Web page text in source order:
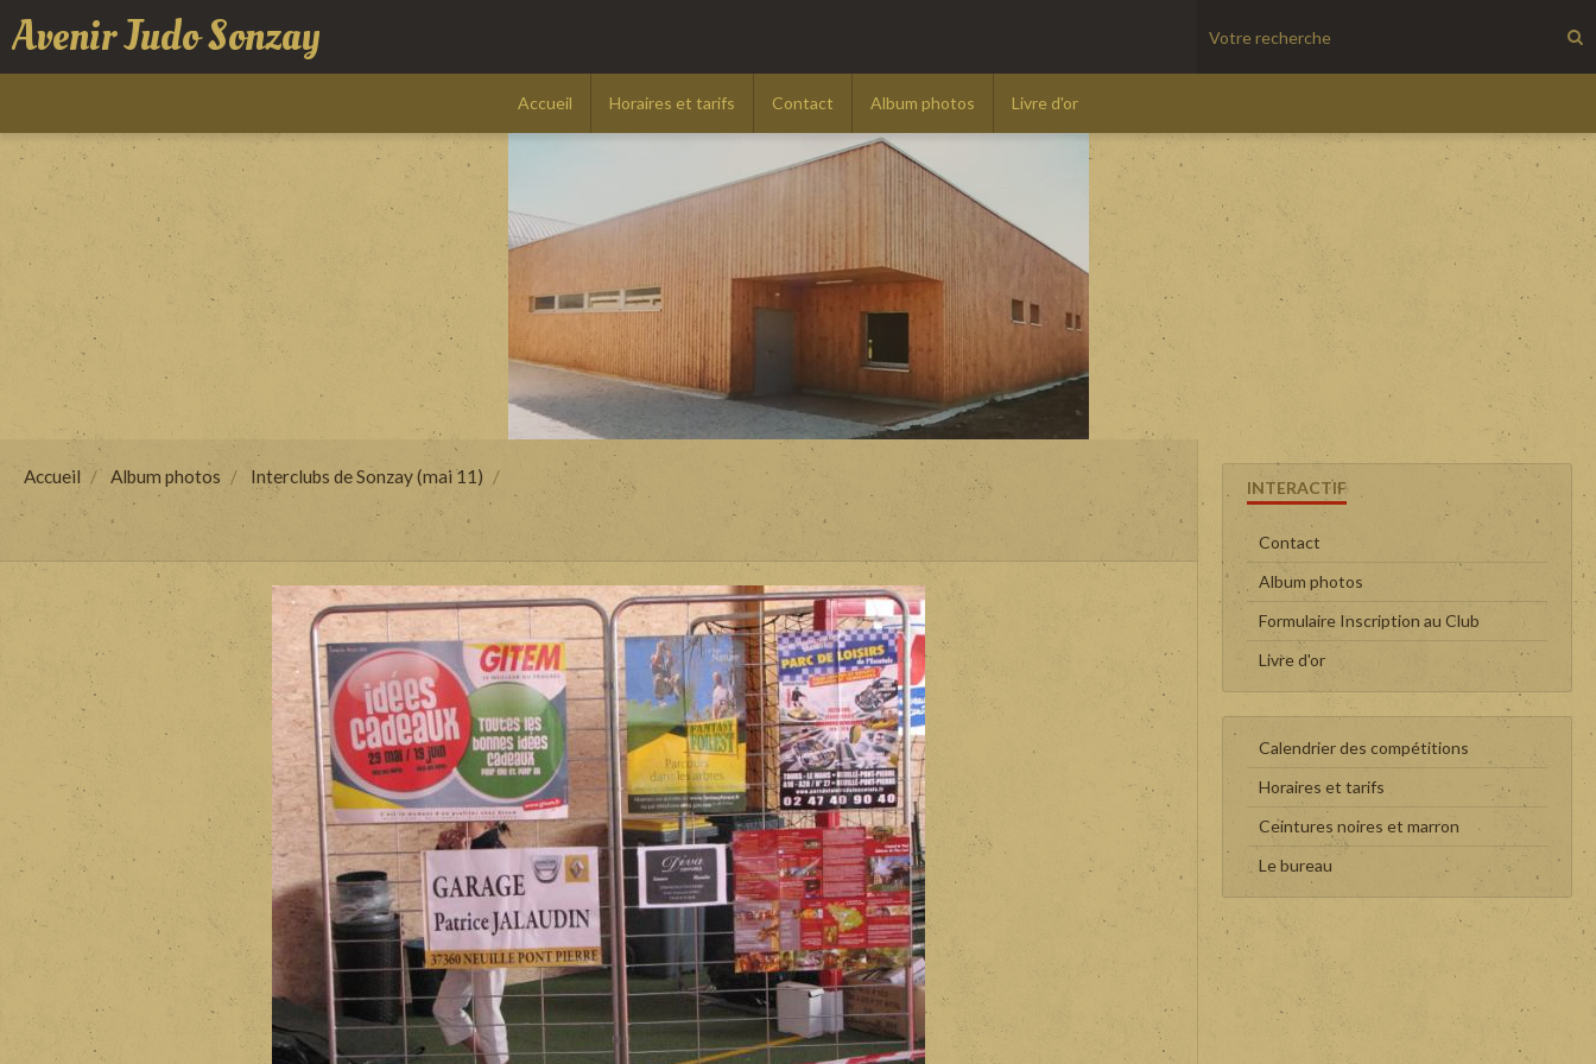
Avenir Judo Sonzay
Accueil Horaires et tarifs Contact Album photos Livre d'or
Accueil Album photos Interclubs de Sonzay (mai 11)
INTERACTIF
Contact
Album photos
Formulaire Inscription au Club
Livre d'or
Calendrier des compétitions
Horaires et tarifs
Ceintures noires et marron
Le bureau